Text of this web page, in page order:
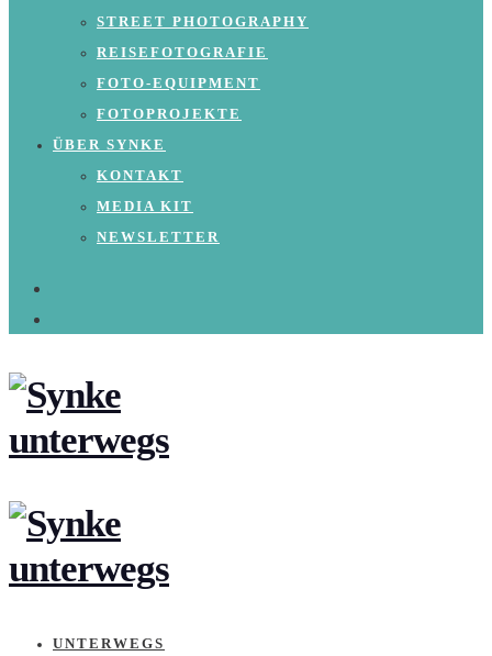
STREET PHOTOGRAPHY
REISEFOTOGRAFIE
FOTO-EQUIPMENT
FOTOPROJEKTE
ÜBER SYNKE
KONTAKT
MEDIA KIT
NEWSLETTER
UNTERWEGS